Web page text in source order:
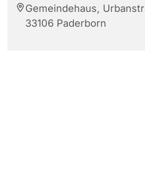
Gemeindehaus,
33106 Paderborn